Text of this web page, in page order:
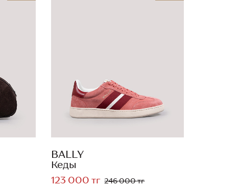
BALLY
Кеды
123 000 тг 246 000 тг